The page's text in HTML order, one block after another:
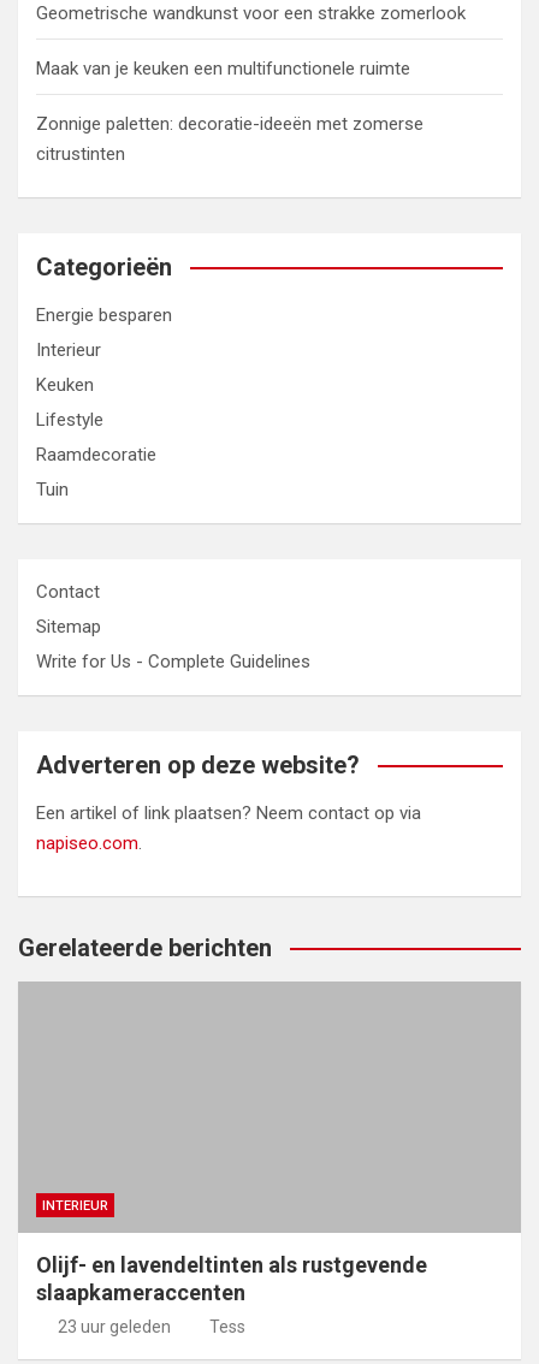
Geometrische wandkunst voor een strakke zomerlook
Maak van je keuken een multifunctionele ruimte
Zonnige paletten: decoratie-ideeën met zomerse
citrustinten
Categorieën
Energie besparen
Interieur
Keuken
Lifestyle
Raamdecoratie
Tuin
Contact
Sitemap
Write for Us - Complete Guidelines
Adverteren op deze website?
Een artikel of link plaatsen? Neem contact op via
napiseo.com.
Gerelateerde berichten
INTERIEUR
Olijf- en lavendeltinten als rustgevende
slaapkameraccenten
23 uur geleden Tess